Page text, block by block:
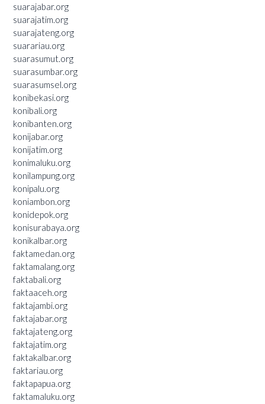
suarajabar.org
suarajatim.org
suarajateng.org
suarariau.org
suarasumut.org
suarasumbar.org
suarasumsel.org
konibekasi.org
konibali.org
konibanten.org
konijabar.org
konijatim.org
konimaluku.org
konilampung.org
konipalu.org
koniambon.org
konidepok.org
konisurabaya.org
konikalbar.org
faktamedan.org
faktamalang.org
faktabali.org
faktaaceh.org
faktajambi.org
faktajabar.org
faktajateng.org
faktajatim.org
faktakalbar.org
faktariau.org
faktapapua.org
faktamaluku.org